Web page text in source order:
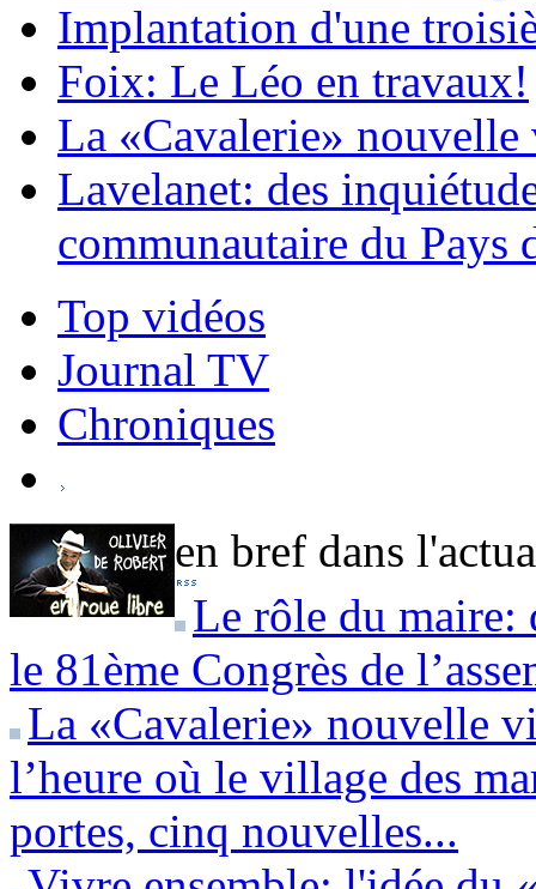
Implantation d'une
Foix: Le Léo en travaux!
La «Cavalerie»
Lavelanet: des
communautaire du Pays
Top vidéos
Journal TV
Chroniques
en bref dans
Le rôle du
le 81ème Congrès de
La «Cavalerie» nouvelle
l’heure où le village des
portes, cinq nouvelles...